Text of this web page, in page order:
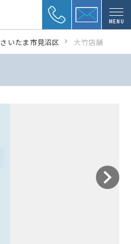
MENU
さいたま市見沼区 大竹店舗